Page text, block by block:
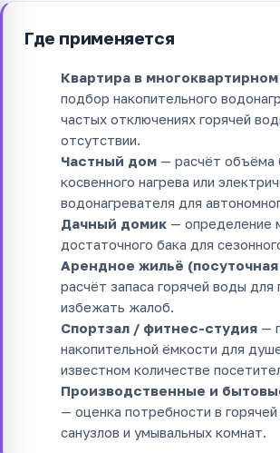
Где применяется
Квартира в
подбор накопительного
частых отключениях горячей
отсутствии.
Частный дом — расчёт объёма
косвенного нагрева или
водонагревателя для
Дачный домик — определение
достаточного бака для
Арендное жильё
расчёт запаса горячей воды для
избежать жалоб.
Спортзал / фитнес-студия —
накопительной ёмкости для
известном количестве
Производственные и
— оценка потребности в
санузлов и умывальных комнат.